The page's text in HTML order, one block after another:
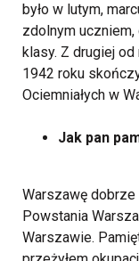
było w lutym,
zdolnym
klasy. Z drugiej
1942 roku
Ociemniałych w
Jak pan
Warszawę
Powstania
Warszawie.